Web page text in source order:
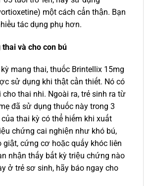
một cách cẩn thận. Bạn
tác dụng phụ hơn.
và cho con bú
mang thai, thuốc Brintellix 15mg
sử dụng khi thật cần thiết. Nó có
cho thai nhi. Ngoài ra, trẻ sinh ra từ
đã sử dụng thuốc này trong 3
thai kỳ có thể hiếm khi xuất
chứng cai nghiện như khó bú,
giật, cứng cơ hoặc quấy khóc liên
nhận thấy bất kỳ triệu chứng nào
ở trẻ sơ sinh, hãy báo ngay cho